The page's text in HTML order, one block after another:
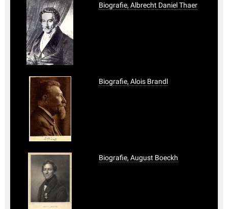
Biografie, Albrecht Daniel Thaer
Biografie, Alois Brandl
Biografie, August Boeckh